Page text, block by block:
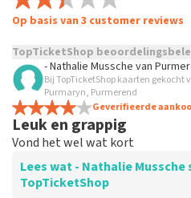
Op basis van 3 customer reviews
TopTicketShop
TopTicketShop verzamelt
niet mogelijk om een review
tickets hebt aangeschaft bij
grof taalgebruik en/of
Het kan enkele weken duren
geplaatst.
- Nathalie Mussche van
Bij TopTicketShop kaarten gekocht
Purmaryn, Purmerend
Geverifieerde
Leuk en grappig
Vond het wel wat kort
Lees wat - Nathalie Mussche schreef over
TopTicketShop